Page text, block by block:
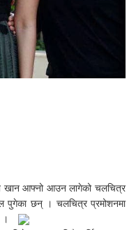
खान आफ्नो आउन लागेको चलचित्र
पुगेका छन् । चलचित्र प्रमोशनमा
।